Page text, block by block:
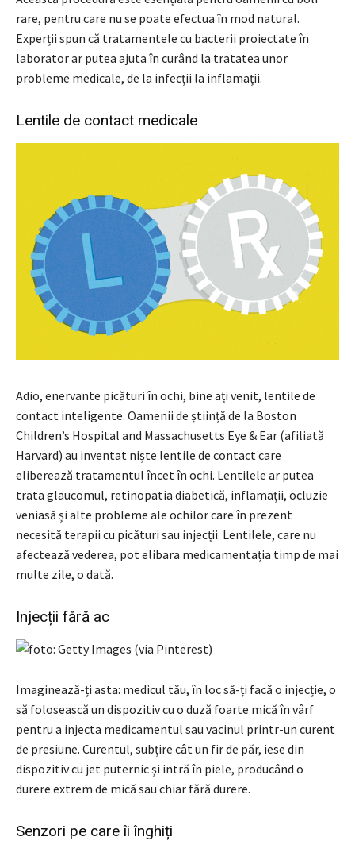
rare, pentru care nu se poate efectua în mod natural.
Experții spun că tratamentele cu bacterii proiectate în
laborator ar putea ajuta în curând la tratatea unor
probleme medicale, de la infecții la inflamații.
Lentile de contact medicale
Adio, enervante picături în ochi, bine ați venit, lentile de
contact inteligente. Oamenii de știință de la Boston
Children’s Hospital and Massachusetts Eye & Ear (afiliată
Harvard) au inventat niște lentile de contact care
eliberează tratamentul încet în ochi. Lentilele ar putea
trata glaucomul, retinopatia diabetică, inflamații, ocluzie
veniasă și alte probleme ale ochilor care în prezent
necesită terapii cu picături sau injecții. Lentilele, care nu
afectează vederea, pot elibara medicamentația timp de mai
multe zile, o dată.
Injecții fără ac
Imaginează-ți asta: medicul tău, în loc să-ți facă o injecție, o
să folosească un dispozitiv cu o duză foarte mică în vârf
pentru a injecta medicamentul sau vacinul printr-un curent
de presiune. Curentul, subțire cât un fir de păr, iese din
dispozitiv cu jet puternic și intră în piele, producând o
durere extrem de mică sau chiar fără durere.
Senzori pe care îi înghiți